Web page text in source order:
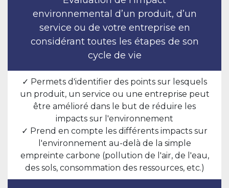
environnemental d’un produit, d’un
service ou de votre entreprise en
considérant toutes les étapes de son
cycle de vie
✓ Permets d'identifier des points sur lesquels
un produit, un service ou une entreprise peut
être amélioré dans le but de réduire les
impacts sur l'environnement
✓ Prend en compte les différents impacts sur
l'environnement au-delà de la simple
empreinte carbone (pollution de l'air, de l'eau,
des sols, consommation des ressources, etc.)